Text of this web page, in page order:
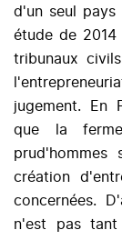
d'un seul pays
étude de 2014
tribunaux
jugement. En
que la
création
concernées.
n'est pas